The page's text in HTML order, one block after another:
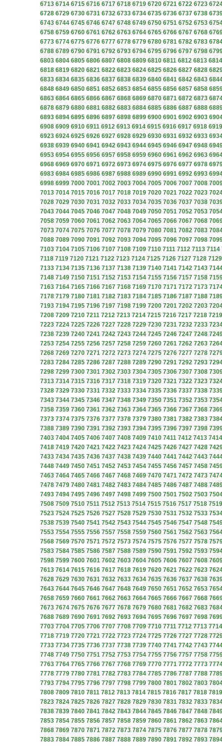
6713 6714 6715 6716 6717 6718 6719 6720 6721 6722 6723
6728 6729 6730 6731 6732 6733 6734 6735 6736 6737 6738
6743 6744 6745 6746 6747 6748 6749 6750 6751 6752 6753
6758 6759 6760 6761 6762 6763 6764 6765 6766 6767 6768
6773 6774 6775 6776 6777 6778 6779 6780 6781 6782 6783
6788 6789 6790 6791 6792 6793 6794 6795 6796 6797 6798
6803 6804 6805 6806 6807 6808 6809 6810 6811 6812 6813 6814
6818 6819 6820 6821 6822 6823 6824 6825 6826 6827 6828
6833 6834 6835 6836 6837 6838 6839 6840 6841 6842 6843
6848 6849 6850 6851 6852 6853 6854 6855 6856 6857 6858
6863 6864 6865 6866 6867 6868 6869 6870 6871 6872 6873
6878 6879 6880 6881 6882 6883 6884 6885 6886 6887 6888
6893 6894 6895 6896 6897 6898 6899 6900 6901 6902 6903
6908 6909 6910 6911 6912 6913 6914 6915 6916 6917 6918 6919
6923 6924 6925 6926 6927 6928 6929 6930 6931 6932 6933
6938 6939 6940 6941 6942 6943 6944 6945 6946 6947 6948
6953 6954 6955 6956 6957 6958 6959 6960 6961 6962 6963
6968 6969 6970 6971 6972 6973 6974 6975 6976 6977 6978
6983 6984 6985 6986 6987 6988 6989 6990 6991 6992 6993
6998 6999 7000 7001 7002 7003 7004 7005 7006 7007 7008
7013 7014 7015 7016 7017 7018 7019 7020 7021 7022 7023
7028 7029 7030 7031 7032 7033 7034 7035 7036 7037 7038
7043 7044 7045 7046 7047 7048 7049 7050 7051 7052 7053
7058 7059 7060 7061 7062 7063 7064 7065 7066 7067 7068
7073 7074 7075 7076 7077 7078 7079 7080 7081 7082 7083
7088 7089 7090 7091 7092 7093 7094 7095 7096 7097 7098
7103 7104 7105 7106 7107 7108 7109 7110 7111 7112 7113 7114
7118 7119 7120 7121 7122 7123 7124 7125 7126 7127 7128 7129
7133 7134 7135 7136 7137 7138 7139 7140 7141 7142 7143
7148 7149 7150 7151 7152 7153 7154 7155 7156 7157 7158
7163 7164 7165 7166 7167 7168 7169 7170 7171 7172 7173
7178 7179 7180 7181 7182 7183 7184 7185 7186 7187 7188
7193 7194 7195 7196 7197 7198 7199 7200 7201 7202 7203
7208 7209 7210 7211 7212 7213 7214 7215 7216 7217 7218 7219
7223 7224 7225 7226 7227 7228 7229 7230 7231 7232 7233
7238 7239 7240 7241 7242 7243 7244 7245 7246 7247 7248
7253 7254 7255 7256 7257 7258 7259 7260 7261 7262 7263
7268 7269 7270 7271 7272 7273 7274 7275 7276 7277 7278
7283 7284 7285 7286 7287 7288 7289 7290 7291 7292 7293
7298 7299 7300 7301 7302 7303 7304 7305 7306 7307 7308
7313 7314 7315 7316 7317 7318 7319 7320 7321 7322 7323
7328 7329 7330 7331 7332 7333 7334 7335 7336 7337 7338
7343 7344 7345 7346 7347 7348 7349 7350 7351 7352 7353
7358 7359 7360 7361 7362 7363 7364 7365 7366 7367 7368
7373 7374 7375 7376 7377 7378 7379 7380 7381 7382 7383
7388 7389 7390 7391 7392 7393 7394 7395 7396 7397 7398
7403 7404 7405 7406 7407 7408 7409 7410 7411 7412 7413 7414
7418 7419 7420 7421 7422 7423 7424 7425 7426 7427 7428
7433 7434 7435 7436 7437 7438 7439 7440 7441 7442 7443
7448 7449 7450 7451 7452 7453 7454 7455 7456 7457 7458
7463 7464 7465 7466 7467 7468 7469 7470 7471 7472 7473
7478 7479 7480 7481 7482 7483 7484 7485 7486 7487 7488
7493 7494 7495 7496 7497 7498 7499 7500 7501 7502 7503
7508 7509 7510 7511 7512 7513 7514 7515 7516 7517 7518 7519
7523 7524 7525 7526 7527 7528 7529 7530 7531 7532 7533
7538 7539 7540 7541 7542 7543 7544 7545 7546 7547 7548
7553 7554 7555 7556 7557 7558 7559 7560 7561 7562 7563
7568 7569 7570 7571 7572 7573 7574 7575 7576 7577 7578
7583 7584 7585 7586 7587 7588 7589 7590 7591 7592 7593
7598 7599 7600 7601 7602 7603 7604 7605 7606 7607 7608
7613 7614 7615 7616 7617 7618 7619 7620 7621 7622 7623
7628 7629 7630 7631 7632 7633 7634 7635 7636 7637 7638
7643 7644 7645 7646 7647 7648 7649 7650 7651 7652 7653
7658 7659 7660 7661 7662 7663 7664 7665 7666 7667 7668
7673 7674 7675 7676 7677 7678 7679 7680 7681 7682 7683
7688 7689 7690 7691 7692 7693 7694 7695 7696 7697 7698
7703 7704 7705 7706 7707 7708 7709 7710 7711 7712 7713 7714
7718 7719 7720 7721 7722 7723 7724 7725 7726 7727 7728
7733 7734 7735 7736 7737 7738 7739 7740 7741 7742 7743
7748 7749 7750 7751 7752 7753 7754 7755 7756 7757 7758
7763 7764 7765 7766 7767 7768 7769 7770 7771 7772 7773
7778 7779 7780 7781 7782 7783 7784 7785 7786 7787 7788
7793 7794 7795 7796 7797 7798 7799 7800 7801 7802 7803
7808 7809 7810 7811 7812 7813 7814 7815 7816 7817 7818 7819
7823 7824 7825 7826 7827 7828 7829 7830 7831 7832 7833
7838 7839 7840 7841 7842 7843 7844 7845 7846 7847 7848
7853 7854 7855 7856 7857 7858 7859 7860 7861 7862 7863
7868 7869 7870 7871 7872 7873 7874 7875 7876 7877 7878
7883 7884 7885 7886 7887 7888 7889 7890 7891 7892 7893